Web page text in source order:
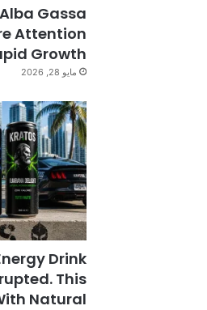
Gassa
Attention
Growth
مايو 28, 2026
Drink
This
Natural